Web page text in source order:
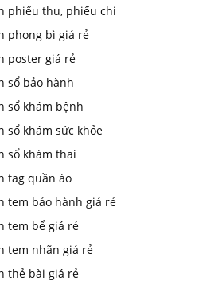
phiếu thu, phiếu chi
phong bì giá rẻ
poster giá rẻ
sổ bảo hành
sổ khám bệnh
sổ khám sức khỏe
sổ khám thai
tag quần áo
tem bảo hành giá rẻ
tem bể giá rẻ
tem nhãn giá rẻ
thẻ bài giá rẻ